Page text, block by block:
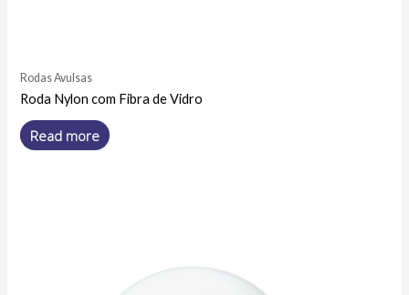
Rodas Avulsas
Roda Nylon com Fibra de Vidro
Read more